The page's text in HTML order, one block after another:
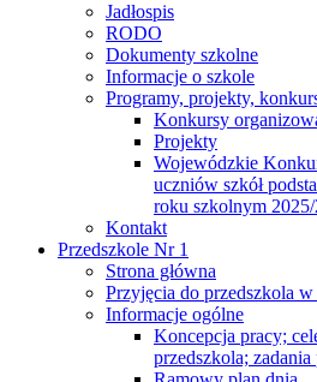
Jadłospis
RODO
Dokumenty szkolne
Informacje o szkole
Programy, projekty,
Konkursy
Projekty
Wojewódzkie
uczniów szkół
roku szkolnym
Kontakt
Przedszkole Nr 1
Strona główna
Przyjęcia do przedszkola
Informacje ogólne
Koncepcja pracy;
przedszkola;